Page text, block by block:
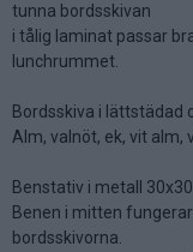
tunna bordsskivan
i tålig laminat passar
lunchrummet.
Bordsskiva i lättstädad
Alm, valnöt, ek, vit alm,
Benstativ i metall
Benen i mitten
bordsskivorna.